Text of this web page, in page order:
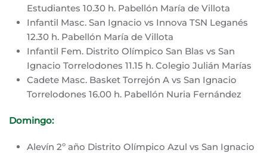
Estudiantes 10.30 h. Pabellón María de Villota
Infantil Masc. San Ignacio vs Innova TSN Leganés
12.30 h. Pabellón María de Villota
Infantil Fem. Distrito Olímpico San Blas vs San
Ignacio Torrelodones 11.15 h. Colegio Julián Marías
Cadete Masc. Basket Torrejón A vs San Ignacio
Torrelodones 16.00 h. Pabellón Nuria Fernández
Domingo:
Alevín 2º año Distrito Olímpico Azul vs San Ignacio